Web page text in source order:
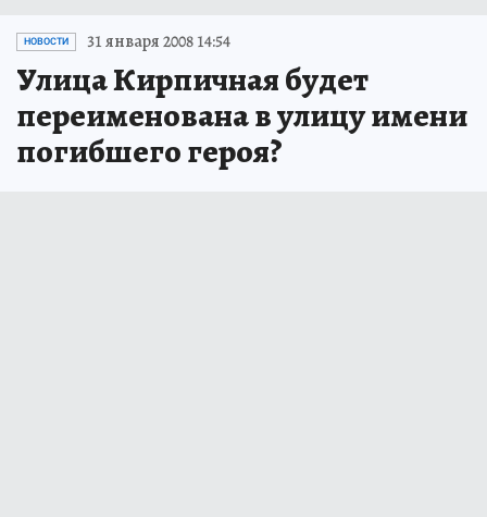
НОВОСТИ 31 января 2008 14:54
Улица Кирпичная будет
переименована в улицу имени
погибшего героя?